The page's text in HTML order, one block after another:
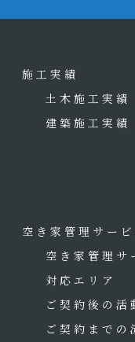
施工実績
土木施工実績
建築施工実績
空き家管理サービ
空き家管理サ
対応エリア
ご契約後の活
ご契約までの